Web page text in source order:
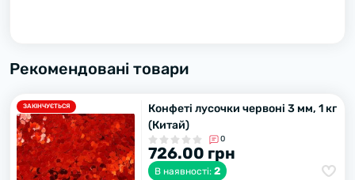
Рекомендовані товари
ЗАКІНЧУЄТЬСЯ
Конфеті лусочки червоні 3 мм, 1 кг
(Китай)
0
726.00 грн
В наявності: 2